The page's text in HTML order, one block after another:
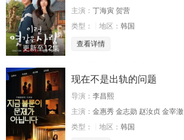
更新至12集
主演： 丁海寅 贺营
类型：
地区： 韩国
查看详情
现在不是出轨的问题
导演： 李昌熙
主演： 金惠秀 金志勋 赵汝贞 金宰澈
类型：
地区： 韩国